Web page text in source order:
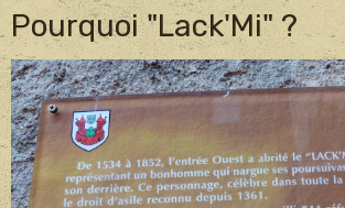
Pourquoi "Lack'Mi" ?